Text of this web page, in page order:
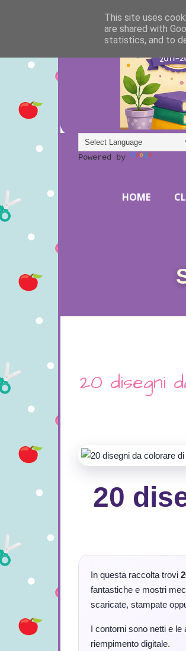
Powered by
HOME
20 disegni
20
In questa raccolta trovi
fantastiche e mostri
scaricate, stampate
I contorni sono netti e
riempimento digitale.
This site uses
are shared with
statistics, and to